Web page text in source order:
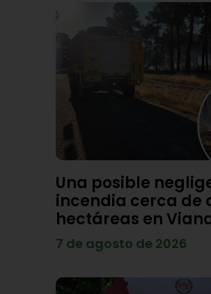
Una posible
incendia cerca de
hectáreas en
7 de agosto de 2026